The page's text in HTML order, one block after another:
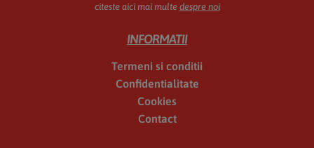
citeste aici mai multe despre noi
INFORMATII
Termeni si conditii
Confidentialitate
Cookies
Contact